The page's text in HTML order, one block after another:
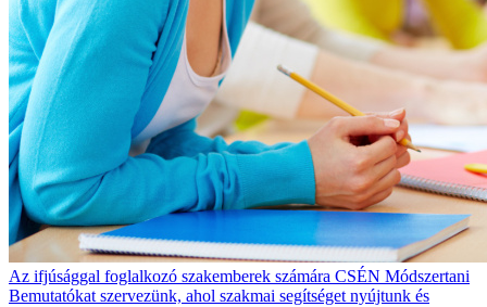
Az ifjúsággal foglalkozó szakemberek számára CSÉN Módszertani
Bemutatókat szervezünk, ahol szakmai segítséget nyújtunk és